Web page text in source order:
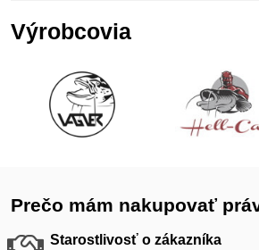
Výrobcovia
Prečo mám nakupovať
Starostlivosť o zákazníka